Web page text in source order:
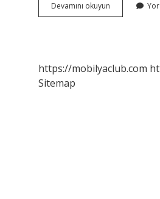
Devamını okuyun
Turp
https://mobilyaclub.com
Sitemap